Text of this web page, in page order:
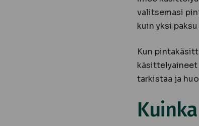
valitsemasi
kuin yksi
Kun
käsittelyaineet
tarkistaa ja